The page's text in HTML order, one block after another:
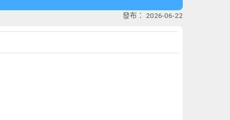
發布： 2026-06-22